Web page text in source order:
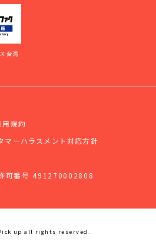
台湾
用規約
マーハラスメント対応方針
可番号 491270002808
up all rights reserved.